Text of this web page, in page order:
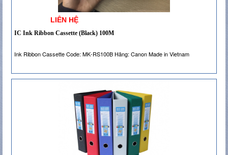
LIÊN HỆ
IC Ink Ribbon Cassette (Black) 100M
Ink Ribbon Cassette Code: MK-RS100B Hãng: Canon Made in Vietnam